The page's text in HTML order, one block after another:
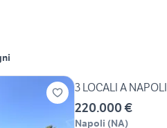
3 LOCALI A NAPOLI
220.000 €
Napoli (NA)